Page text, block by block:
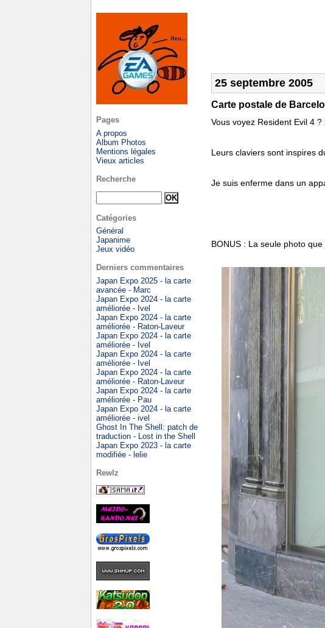
25 septembre 2005
Carte postale de
Vous voyez Resident Evil 4
Leurs claviers sont inspires
Je suis enferme dans un
BONUS : La seule photo
Pages
A propos
Album Photos
Mentions légales
Vieux articles
Recherche
Catégories
Général
Japanime
Jeux vidéo
Derniers commentaires
Japan Expo 2025 - la carte
avancée - Marc
Japan Expo 2024 - la carte
améliorée - Ivel
Japan Expo 2024 - la carte
améliorée - Raton-Laveur
Japan Expo 2024 - la carte
améliorée - Ivel
Japan Expo 2024 - la carte
améliorée - Ivel
Japan Expo 2024 - la carte
améliorée - Raton-Laveur
Japan Expo 2024 - la carte
améliorée - Pau
Japan Expo 2024 - la carte
améliorée - ivel
Ghost In The Shell: patch de
traduction - Lost in the Shell
Japan Expo 2023 - la carte
modifiée - lelie
Rewlz